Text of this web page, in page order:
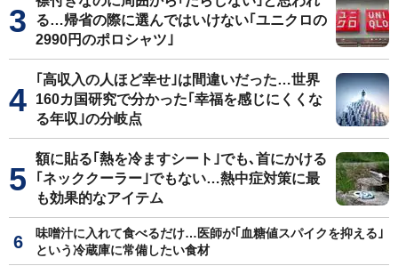
る…帰省の際に選んではいけない｢ユニクロの
2990円のポロシャツ｣
｢高収入の人ほど幸せ｣は間違いだった…世界
160カ国研究で分かった｢幸福を感じにくくな
る年収｣の分岐点
額に貼る｢熱を冷ますシート｣でも､首にかける
｢ネッククーラー｣でもない…熱中症対策に最
も効果的なアイテム
味噌汁に入れて食べるだけ…医師が｢血糖値スパイクを抑える｣
という冷蔵庫に常備したい食材